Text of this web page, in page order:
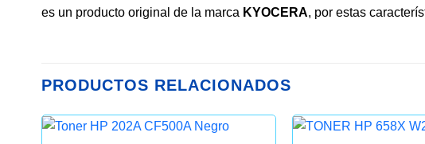
es un producto original de la marca KYOCERA, por estas
PRODUCTOS RELACIONADOS